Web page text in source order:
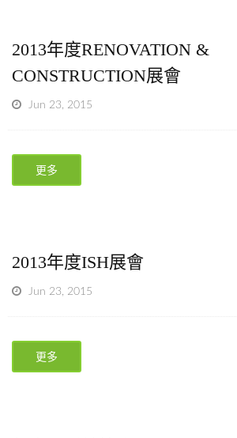
2013年度RENOVATION &
CONSTRUCTION展會
Jun 23, 2015
更多
2013年度ISH展會
Jun 23, 2015
更多